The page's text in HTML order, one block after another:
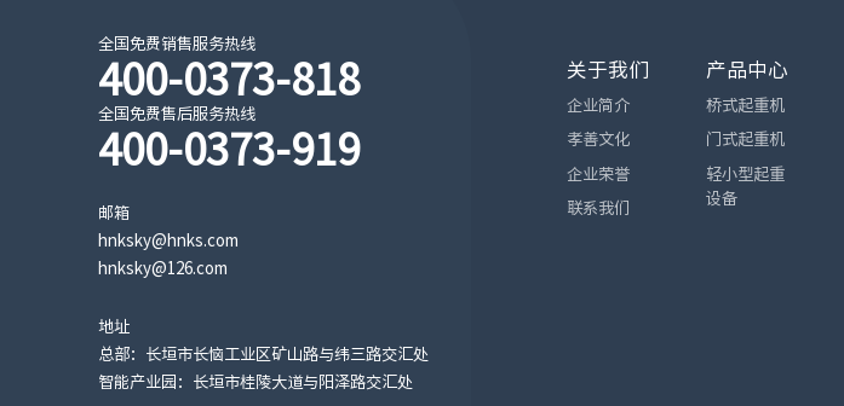
全国免费销售服务热线
400-0373-818
全国免费售后服务热线
400-0373-919
邮箱
hnksky@hnks.com
hnksky@126.com
地址
总部：长垣市长恼工业区矿山路与纬三路交汇处
智能产业园：长垣市桂陵大道与阳泽路交汇处
关于我们
企业简介
孝善文化
企业荣誉
联系我们
产品中心
桥式起重机
门式起重机
轻小型起重
设备